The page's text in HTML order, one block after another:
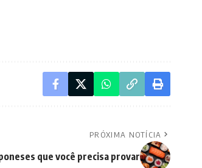
PRÓXIMA NOTÍCIA
que você precisa provar